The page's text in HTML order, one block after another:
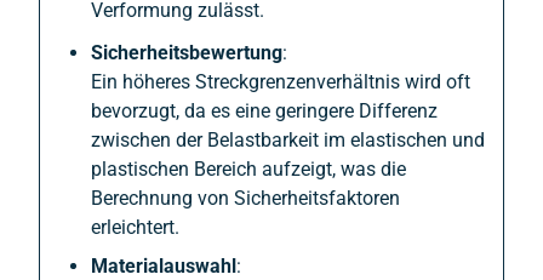
Verformung zulässt.
Sicherheitsbewertung:
Ein höheres Streckgrenzenverhältnis wird oft
bevorzugt, da es eine geringere Differenz
zwischen der Belastbarkeit im elastischen und
plastischen Bereich aufzeigt, was die
Berechnung von Sicherheitsfaktoren
erleichtert.
Materialauswahl :